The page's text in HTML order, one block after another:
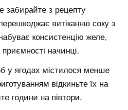
забирайте з рецепту
витіканню соку з
консистенцію желе,
начинці.
у ягодах містилося менше
відкиньте їх на
години на півтори.